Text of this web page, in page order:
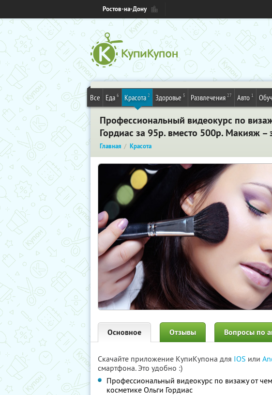
Ростов-на-Дону
Все Еда 6 Красота 2 Здоровье 5 Развлечения 27 Авто 1
Профессиональный видеокурс по
Гордиас за 95р. вместо 500р. Макияж –
Главная Красота
Основное Отзывы Вопросы по
Скачайте приложение КупиКупона для IOS или
смартфона. Это удобно :)
Профессиональный видеокурс по визажу от
косметике Ольги Гордиас